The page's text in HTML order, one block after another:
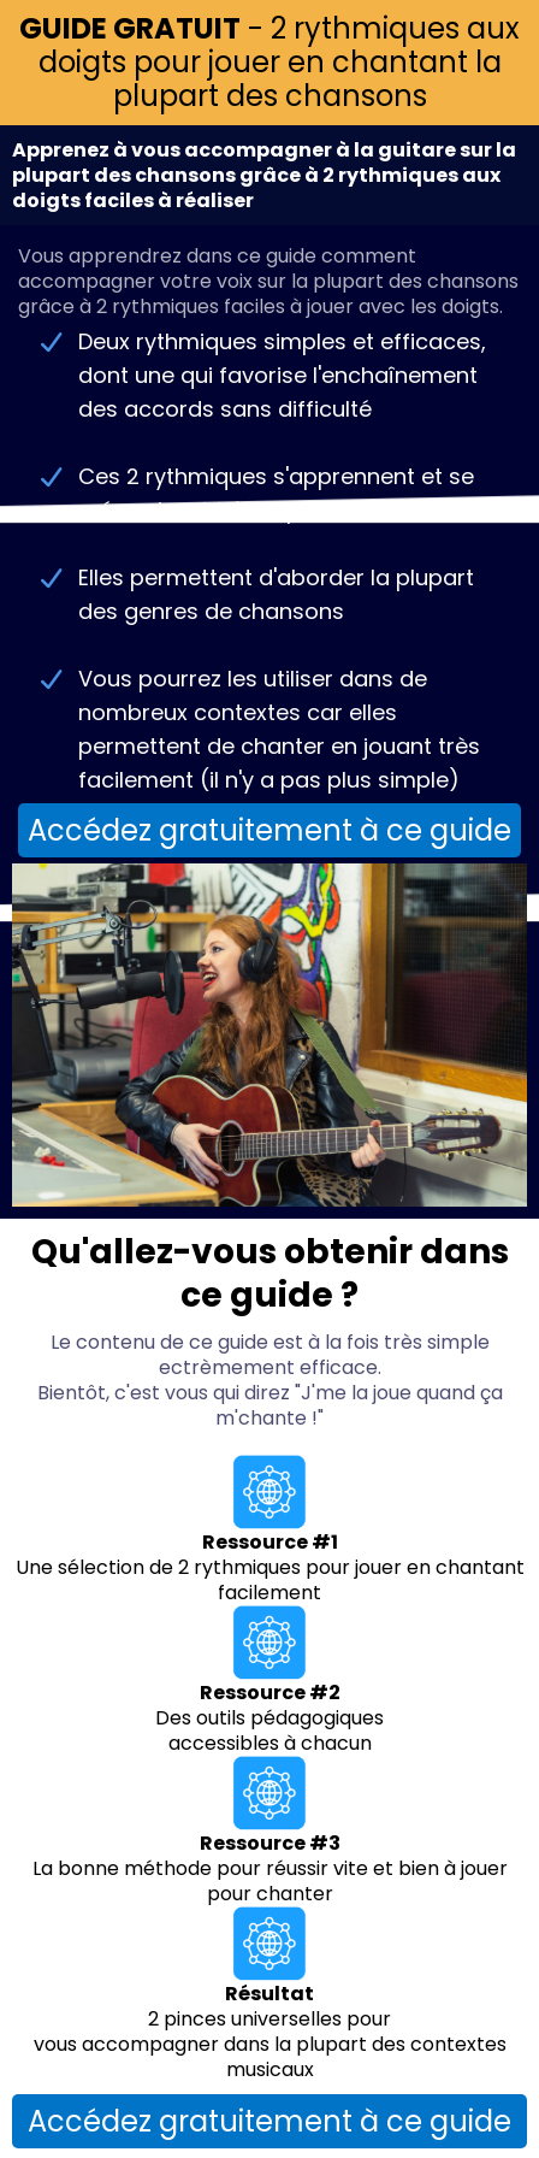
GUIDE GRATUIT - 2 rythmiques aux
doigts pour jouer en chantant la
plupart des chansons
Apprenez à vous accompagner à la guitare sur la
plupart des chansons grâce à 2 rythmiques aux
doigts faciles à réaliser
Vous apprendrez dans ce guide comment
accompagner votre voix sur la plupart des chansons
grâce à 2 rythmiques faciles à jouer avec les doigts.
Deux rythmiques simples et efficaces,
dont une qui favorise l'enchaînement
des accords sans difficulté
Ces 2 rythmiques s'apprennent et se
mémorisent très rapidement
Elles permettent d'aborder la plupart
des genres de chansons
Vous pourrez les utiliser dans de
nombreux contextes car elles
permettent de chanter en jouant très
facilement (il n'y a pas plus simple)
Accédez gratuitement à ce guide
Qu'allez-vous obtenir dans
ce guide ?
Le contenu de ce guide est à la fois très simple
ectrèmement efficace.
Bientôt, c'est vous qui direz "J'me la joue quand ça
m'chante !"
Ressource #1
Une sélection de 2 rythmiques pour jouer en chantant
facilement
Ressource #2
Des outils pédagogiques
accessibles à chacun
Ressource #3
La bonne méthode pour réussir vite et bien à jouer
pour chanter
Résultat
2 pinces universelles pour
vous accompagner dans la plupart des contextes
musicaux
Accédez gratuitement à ce guide